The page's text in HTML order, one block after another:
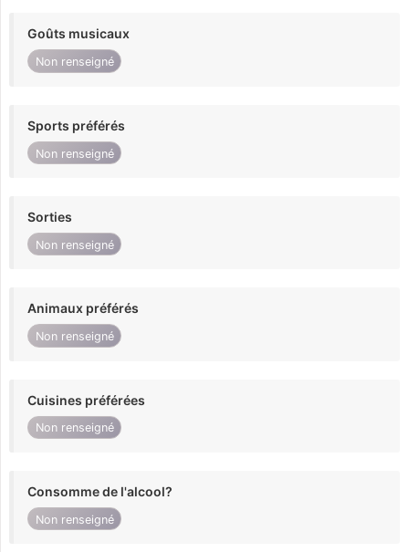
Goûts musicaux
Non renseigné
Sports préférés
Non renseigné
Sorties
Non renseigné
Animaux préférés
Non renseigné
Cuisines préférées
Non renseigné
Consomme de l'alcool?
Non renseigné